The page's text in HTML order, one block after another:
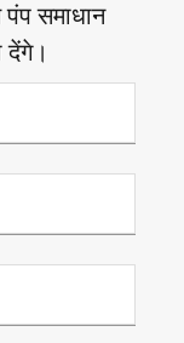
समाधान
देंगे।